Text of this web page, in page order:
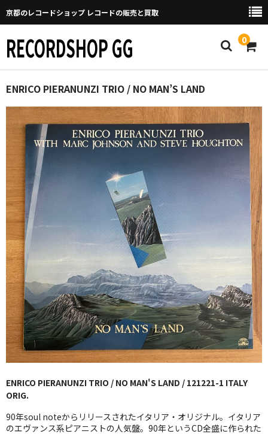
京都のレコードショップ レコードの販売と買取
RECORDSHOP GG 0
Home
マイページ
GGについて
買取について
取り置きなどについて
Categories
New Arrivals
新譜
GG RECORD （当店のレーベル）
全商品
JAZZ-US
BLUE NOTE
JAZZ-EU
JAZZ-JP
ENRICO PIERANUNZI TRIO / NO MAN’S LAND
ENRICO PIERANUNZI TRIO / NO MAN'S LAND / 121221-1 ITALY
ORIG.
90年soul noteからリリースされたイタリア・オリジナル。イタリア
のエヴァンス系ピアニストの人気盤。90年というCD全盛に作られた